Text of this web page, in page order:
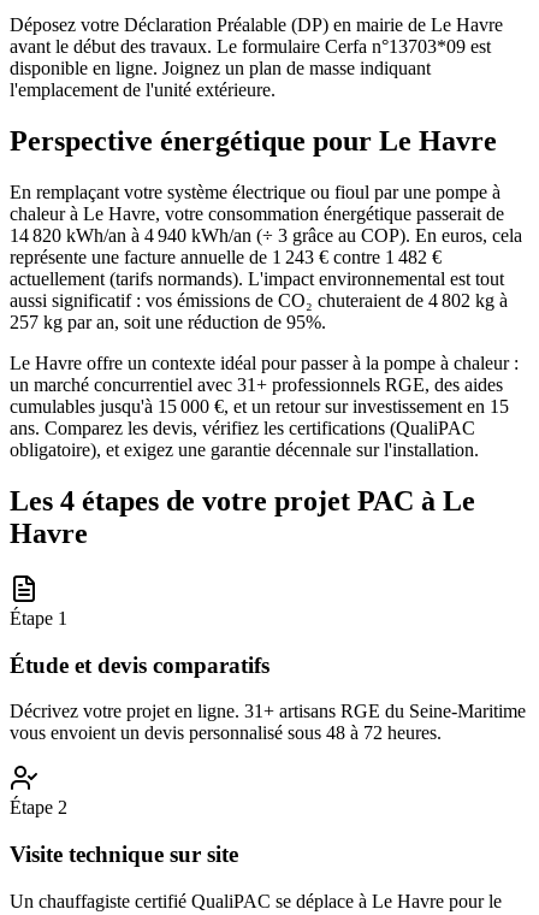
Déposez votre Déclaration Préalable (DP) en mairie de Le Havre
avant le début des travaux. Le formulaire Cerfa n°13703*09 est
disponible en ligne. Joignez un plan de masse indiquant
l'emplacement de l'unité extérieure.
Perspective énergétique pour Le Havre
En remplaçant votre système électrique ou fioul par une pompe à
chaleur à Le Havre, votre consommation énergétique passerait de
14 820 kWh/an à 4 940 kWh/an (÷ 3 grâce au COP). En euros, cela
représente une facture annuelle de 1 243 € contre 1 482 €
actuellement (tarifs normands). L'impact environnemental est tout
aussi significatif : vos émissions de CO₂ chuteraient de 4 802 kg à
257 kg par an, soit une réduction de 95%.
Le Havre offre un contexte idéal pour passer à la pompe à chaleur :
un marché concurrentiel avec 31+ professionnels RGE, des aides
cumulables jusqu'à 15 000 €, et un retour sur investissement en 15
ans. Comparez les devis, vérifiez les certifications (QualiPAC
obligatoire), et exigez une garantie décennale sur l'installation.
Les 4 étapes de votre projet PAC à Le
Havre
Étape 1
Étude et devis comparatifs
Décrivez votre projet en ligne. 31+ artisans RGE du Seine-Maritime
vous envoient un devis personnalisé sous 48 à 72 heures.
Étape 2
Visite technique sur site
Un chauffagiste certifié QualiPAC se déplace à Le Havre pour le